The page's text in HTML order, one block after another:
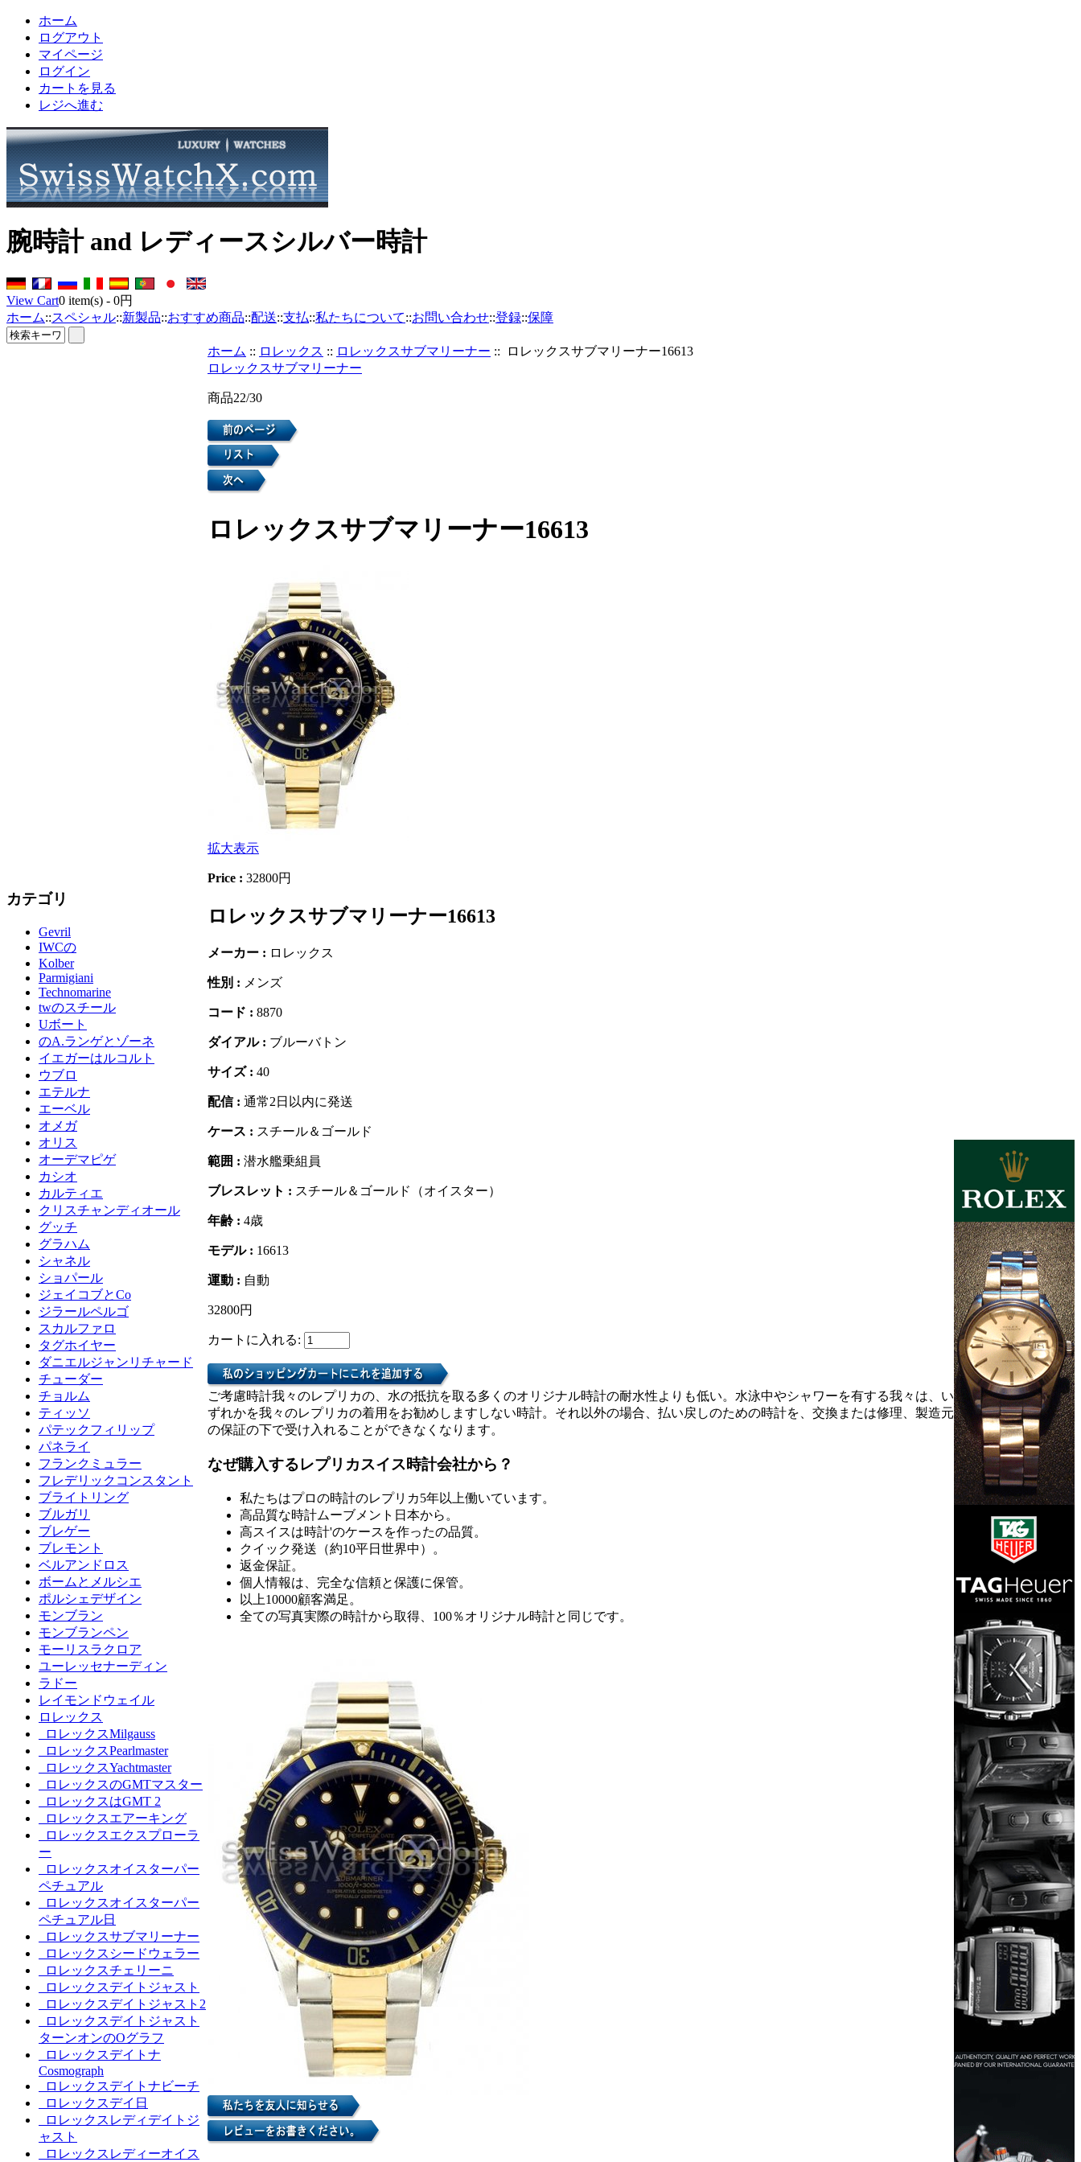
ホーム
ログアウト
マイページ
ログイン
カートを見る
レジへ進む
腕時計 and レディースシルバー時計
View Cart0 item(s) - 0円
ホーム::スペシャル::新製品::おすすめ商品::配送::支払::私たちについて::お問い合わせ::登録::保障
カテゴリ
Gevril
IWCの
Kolber
Parmigiani
Technomarine
twのスチール
Uボート
のA.ランゲとゾーネ
イエガーはルコルト
ウブロ
エテルナ
エーベル
オメガ
オリス
オーデマピゲ
カシオ
カルティエ
クリスチャンディオール
グッチ
グラハム
シャネル
ショパール
ジェイコブとCo
ジラールペルゴ
スカルファロ
タグホイヤー
ダニエルジャンリチャード
チューダー
チョルム
ティッソ
パテックフィリップ
パネライ
フランクミュラー
フレデリックコンスタント
ブライトリング
ブルガリ
ブレゲー
ブレモント
ベルアンドロス
ボームとメルシエ
ポルシェデザイン
モンブラン
モンブランペン
モーリスラクロア
ユーレッセナーディン
ラドー
レイモンドウェイル
ロレックス
ロレックスMilgauss
ロレックスPearlmaster
ロレックスYachtmaster
ロレックスのGMTマスター
ロレックスはGMT 2
ロレックスエアーキング
ロレックスエクスプローラ
ー
ロレックスオイスターパー
ペチュアル
ロレックスオイスターパー
ペチュアル日
ロレックスサブマリーナー
ロレックスシードウェラー
ロレックスチェリーニ
ロレックスデイトジャスト
ロレックスデイトジャスト2
ロレックスデイトジャスト
ターンオンのOグラフ
ロレックスデイトナ
Cosmograph
ロレックスデイトナビーチ
ロレックスデイ日
ロレックスレディデイトジ
ャスト
ロレックスレディーオイス
ホーム :: ロレックス :: ロレックスサブマリーナー :: ロレックスサブマリーナー16613
ロレックスサブマリーナー
商品22/30
ロレックスサブマリーナー16613
拡大表示
Price : 32800円
ロレックスサブマリーナー16613
メーカー : ロレックス
性別 : メンズ
コード : 8870
ダイアル : ブルーバトン
サイズ : 40
配信 : 通常2日以内に発送
ケース : スチール＆ゴールド
範囲 : 潜水艦乗組員
ブレスレット : スチール＆ゴールド（オイスター）
年齢 : 4歳
モデル : 16613
運動 : 自動
32800円
カートに入れる:
ご考慮時計我々のレプリカの、水の抵抗を取る多くのオリジナル時計の耐水性よりも低い。水泳中やシャワーを有する我々は、い
ずれかを我々のレプリカの着用をお勧めしますしない時計。それ以外の場合、払い戻しのための時計を、交換または修理、製造元
の保証の下で受け入れることができなくなります。
なぜ購入するレプリカスイス時計会社から？
私たちはプロの時計のレプリカ5年以上働いています。
高品質な時計ムーブメント日本から。
高スイスは時計'のケースを作ったの品質。
クイック発送（約10平日世界中）。
返金保証。
個人情報は、完全な信頼と保護に保管。
以上10000顧客満足。
全ての写真実際の時計から取得、100％オリジナル時計と同じです。